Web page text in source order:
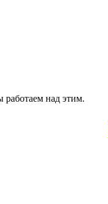
работаем над этим.